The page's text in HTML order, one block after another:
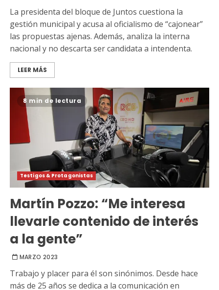
La presidenta del bloque de Juntos cuestiona la
gestión municipal y acusa al oficialismo de “cajonear”
las propuestas ajenas. Además, analiza la interna
nacional y no descarta ser candidata a intendenta.
LEER MÁS
8 min de lectura
Testigos & Protagonistas
Martín Pozzo: “Me interesa
llevarle contenido de interés
a la gente”
MARZO 2023
Trabajo y placer para él son sinónimos. Desde hace
más de 25 años se dedica a la comunicación en